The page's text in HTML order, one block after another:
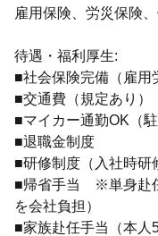
雇用保険、労災保険
待遇・福利厚生:
■社会保険完備（雇用
■交通費（規定あり）
■マイカー通勤OK（駐
■退職金制度
■研修制度（入社時研
■帰省手当 ※単身赴
を会社負担）
■家族赴任手当（本人